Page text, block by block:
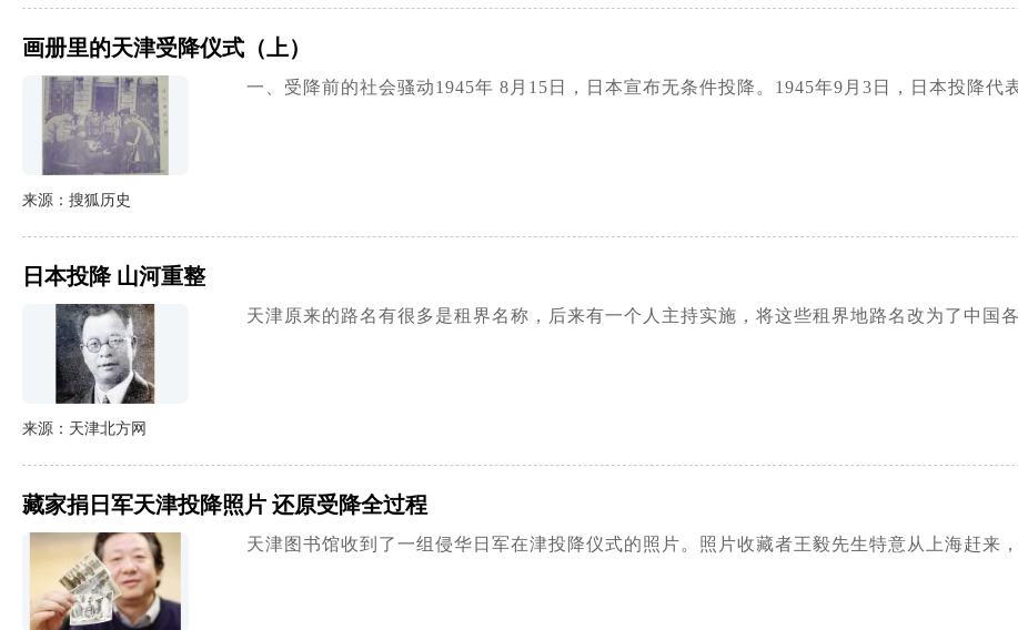
画册里的天津受降仪式（上）
一、受降前的社会骚动1945年 8月15日，日本宣布无条件投降。1945年9月3日，日本投降代
来源：搜狐历史
日本投降 山河重整
天津原来的路名有很多是租界名称，后来有一个人主持实施，将这些租界地路名改为了中国
来源：天津北方网
藏家捐日军天津投降照片 还原受降全过程
天津图书馆收到了一组侵华日军在津投降仪式的照片。照片收藏者王毅先生特意从上海赶来